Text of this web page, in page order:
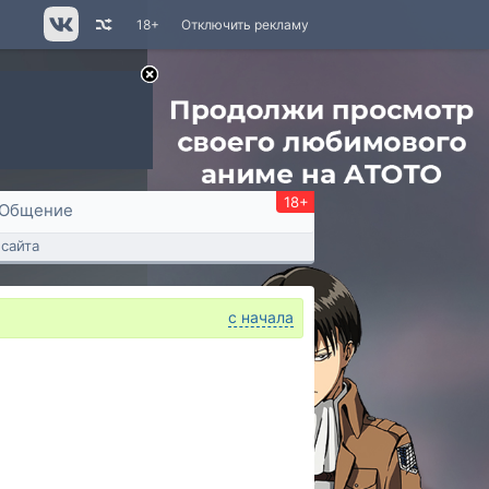
Отключить рекламу
18+
18+
с начала